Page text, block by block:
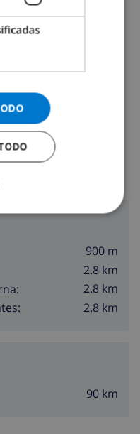
Blanca >
900 m
2.8 km
2.8 km
2.8 km
90 km